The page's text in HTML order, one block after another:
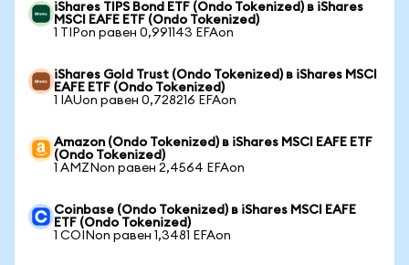
iShares TIPS Bond ETF (Ondo Tokenized) в iShares
MSCI EAFE ETF (Ondo Tokenized)
1 TIPon равен 0,991143 EFAon
iShares Gold Trust (Ondo Tokenized) в iShares MSCI
EAFE ETF (Ondo Tokenized)
1 IAUon равен 0,728216 EFAon
Amazon (Ondo Tokenized) в iShares MSCI EAFE ETF
(Ondo Tokenized)
1 AMZNon равен 2,4564 EFAon
Coinbase (Ondo Tokenized) в iShares MSCI EAFE
ETF (Ondo Tokenized)
1 COINon равен 1,3481 EFAon